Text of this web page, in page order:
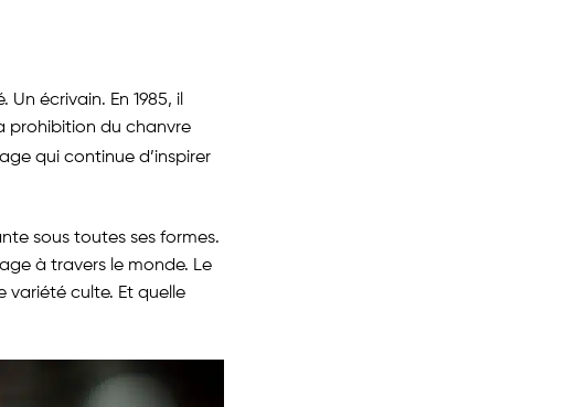
écrivain. En 1985, il
prohibition du chanvre
qui continue d’inspirer
sous toutes ses formes.
à travers le monde. Le
variété culte. Et quelle